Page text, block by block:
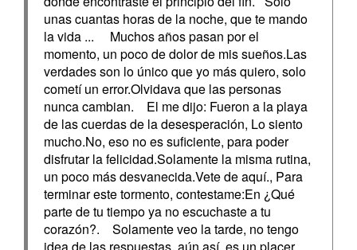
unas cuantas horas de la noche, que te mando
la vida ... Muchos años pasan por el
momento, un poco de dolor de mis sueños.Las
verdades son lo único que yo más quiero, solo
cometí un error.Olvidava que las personas
nunca cambian. El me dijo: Fueron a la playa
de las cuerdas de la desesperación, Lo siento
mucho.No, eso no es suficiente, para poder
disfrutar la felicidad.Solamente la misma rutina,
un poco más desvanecida.Vete de aquí., Para
terminar este tormento, contestame:En ¿Qué
parte de tu tiempo ya no escuchaste a tu
corazón?. Solamente veo la tarde, no tengo